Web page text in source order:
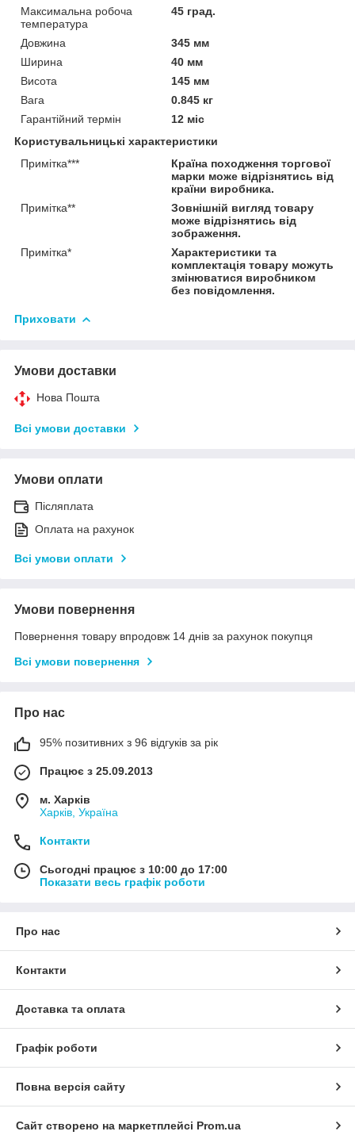
Максимальна робоча
температура
45 град.
Довжина
345 мм
Ширина
40 мм
Висота
145 мм
Вага
0.845 кг
Гарантійний термін
12 міс
Користувальницькі характеристики
Примітка***
Країна походження торгової
марки може відрізнятись від
країни виробника.
Примітка**
Зовнішній вигляд товару
може відрізнятись від
зображення.
Примітка*
Характеристики та
комплектація товару можуть
змінюватися виробником
без повідомлення.
Приховати
Умови доставки
Нова Пошта
Всі умови доставки
Умови оплати
Післяплата
Оплата на рахунок
Всі умови оплати
Умови повернення
Повернення товару впродовж 14 днів за рахунок покупця
Всі умови повернення
Про нас
95% позитивних з 96 відгуків за рік
Працює з 25.09.2013
м. Харків
Харків, Україна
Контакти
Сьогодні працює з 10:00 до 17:00
Показати весь графік роботи
Про нас
Контакти
Доставка та оплата
Графік роботи
Повна версія сайту
Сайт створено на маркетплейсі Prom.ua